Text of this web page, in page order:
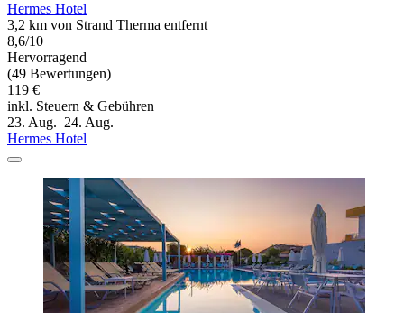
Hermes Hotel
3,2 km von Strand Therma entfernt
8,6/10
Hervorragend
(49 Bewertungen)
119 €
inkl. Steuern & Gebühren
23. Aug.–24. Aug.
Hermes Hotel